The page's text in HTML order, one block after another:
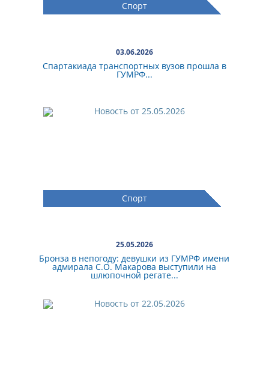
Спорт
03.06.2026
Спартакиада транспортных вузов прошла в
ГУМРФ...
Спорт
25.05.2026
Бронза в непогоду: девушки из ГУМРФ имени
адмирала С.О. Макарова выступили на
шлюпочной регате...